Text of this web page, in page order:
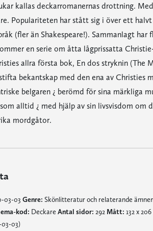
kallas deckarromanernas drottning.
Populariteten har stått sig i över ett
(fler än Shakespeare!). Sammanlagt
en serie om åtta lågprissatta
allra första bok, En dos stryknin (The
bekantskap med den ena av Christies
belgaren ¿ berömd för sina märkliga
alltid ¿ med hjälp av sin livsvisdom om
mordgåtor.
03-03 Genre: Skönlitteratur och relaterande
kod: Deckare Antal sidor: 292 Mått: 132 x
03-03)